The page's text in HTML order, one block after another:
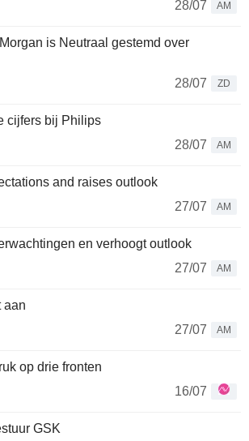
28/07 AM
is Neutraal gestemd over
28/07
ZD
cijfers bij Philips
28/07
AM
and raises outlook
27/07
AM
en verhoogt outlook
27/07
AM
aan
27/07
AM
op drie fronten
16/07
GSK